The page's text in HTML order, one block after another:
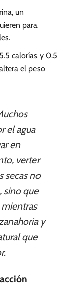
un
para
calorías y 0.5
el peso
el agua
en
verter
secas no
sino que
y
que